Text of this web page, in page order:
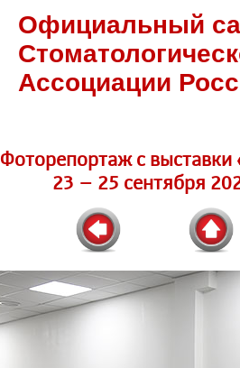
Официальный
Ассоциации
Фоторепортаж c выставки
23 – 25 сентября